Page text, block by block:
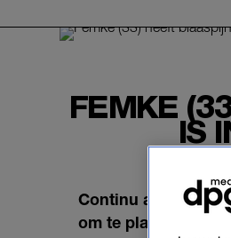
FEMKE
IS
Continu aandrang,
om te plassen.